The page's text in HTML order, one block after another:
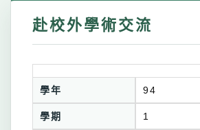
赴校外學術交流
學年 94
學期 1